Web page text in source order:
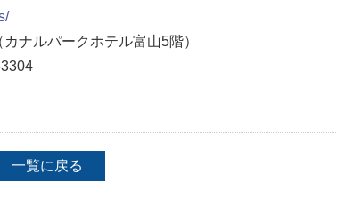
カナルパークホテル富山5階）
一覧に戻る